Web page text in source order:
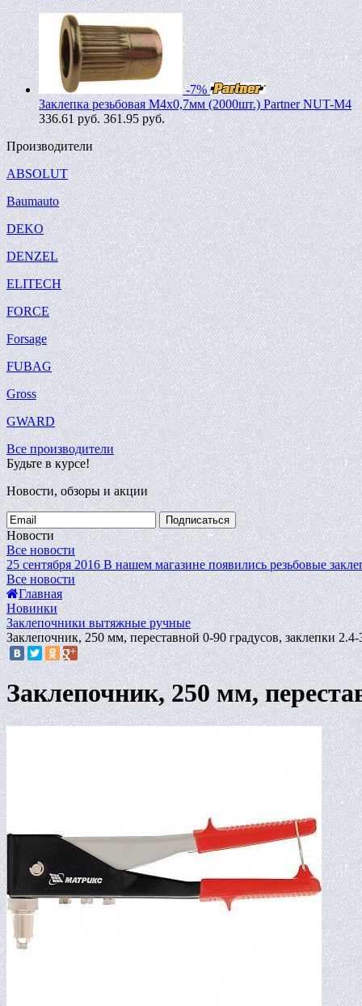
-7%
Заклепка резьбовая M4х0,7мм (2000шт.) Partner NUT-M4
336.61руб. 361.95 руб.
Производители
ABSOLUT
Baumauto
DEKO
DENZEL
ELITECH
FORCE
Forsage
FUBAG
Gross
GWARD
Все производители
Будьте в курсе!
Новости, обзоры и акции
Подписаться
Новости
Все новости
25 сентября 2016 В нашем магазине появились резьбовые
Все новости
Главная
Новинки
Заклепочники вытяжные ручные
Заклепочник, 250 мм, переставной 0-90 градусов, заклепки
Заклепочник, 250 мм,